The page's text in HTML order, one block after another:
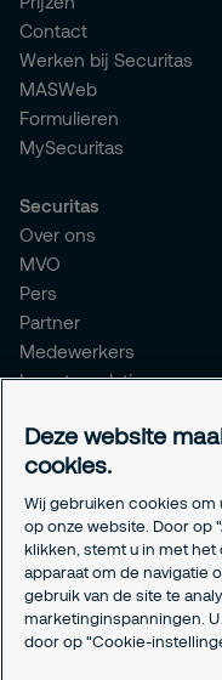
Contact
Werken bij Securitas
MASWeb
Formulieren
MySecuritas
Securitas
Over ons
MVO
Pers
Partner
Medewerkers
Investor relations
Certificeringen
Aanmeldformulieren
Juridisch
Privacyverklaring
Algemene voorwaarden
Responsible disclosure
Cookie-instellingen
Deze website
cookies.
Wij gebruiken cookies om
op onze website. Door op
klikken, stemt u in met
apparaat om de navigatie
gebruik van de site te
marketinginspanningen.
door op "Cookie-